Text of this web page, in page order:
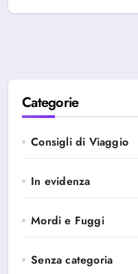
Categorie
Consigli di Viaggio
In evidenza
Mordi e Fuggi
Senza categoria